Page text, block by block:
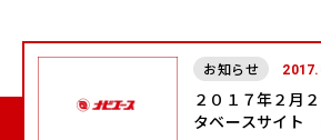
お知らせ
２０１７年２月
タベースサイト